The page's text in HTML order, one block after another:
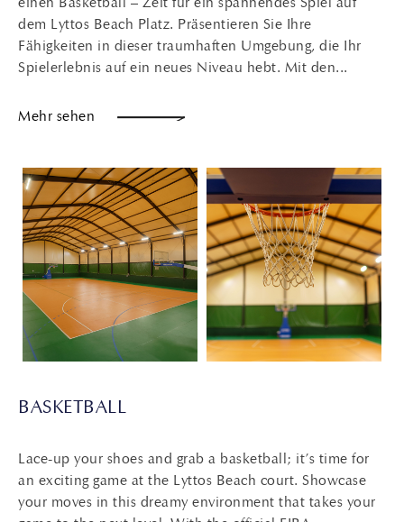
dem Lyttos Beach Platz. Präsentieren Sie Ihre
Fähigkeiten in dieser traumhaften Umgebung, die Ihr
Spielerlebnis auf ein neues Niveau hebt. Mit den...
Mehr sehen
BASKETBALL
Lace-up your shoes and grab a basketball; it’s time for
an exciting game at the Lyttos Beach court. Showcase
your moves in this dreamy environment that takes your